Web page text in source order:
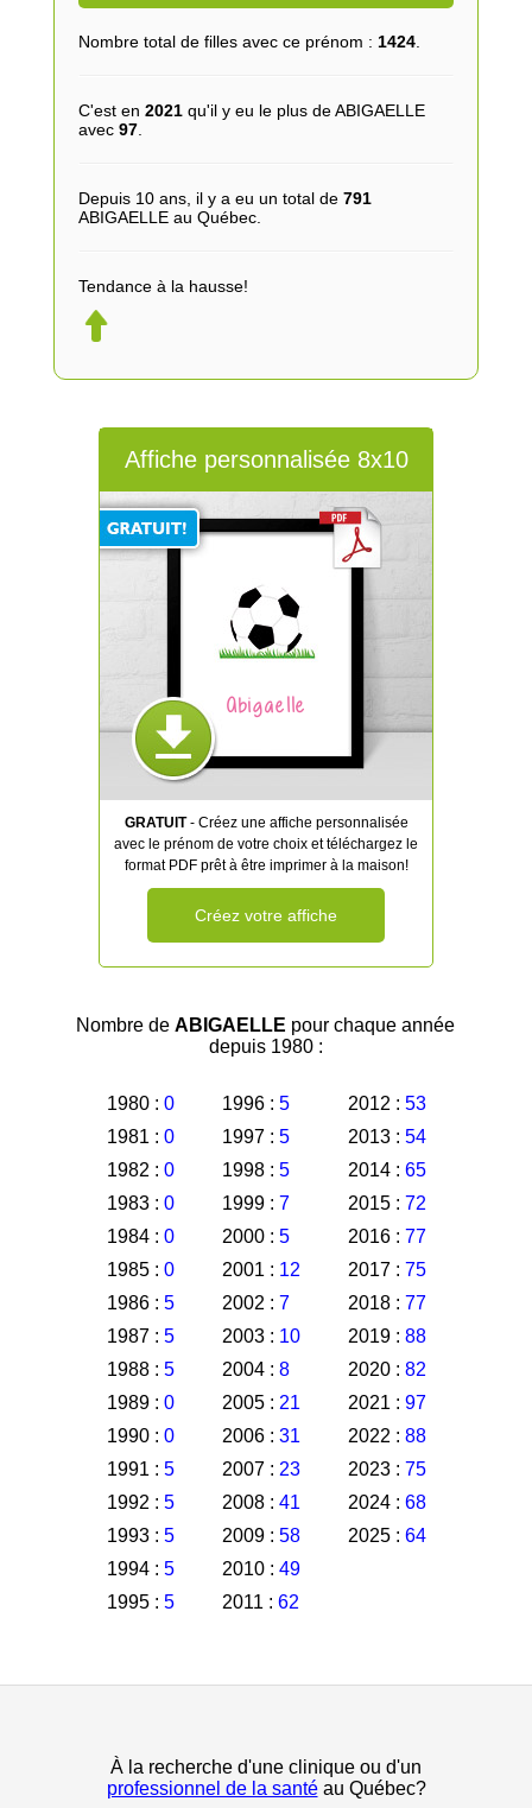
Nombre total de filles avec ce prénom : 1424.
C'est en 2021qu'il y eu le plus de ABIGAELLE
avec 97.
Depuis 10 ans, il y a eu un total de 791
ABIGAELLE au Québec.
Tendance à la hausse!
Affiche personnalisée 8x10
Abigaelle
GRATUIT- Créez une affiche personnalisée
avec le prénom de votre choix et téléchargez le
format PDF prêt à être imprimer à la maison!
Créez votre affiche
Nombre deABIGAELLE pour chaque année
depuis 1980 :
1980 : 0
1981 : 0
1982 : 0
1983 : 0
1984 : 0
1985 : 0
1986 : 5
1987 : 5
1988 : 5
1989 : 0
1990 : 0
1991 : 5
1992 : 5
1993 : 5
1994 : 5
1995 : 5
1996 : 5
1997 : 5
1998 : 5
1999 : 7
2000 : 5
2001 : 12
2002 : 7
2003 : 10
2004 : 8
2005 : 21
2006 : 31
2007 : 23
2008 : 41
2009 : 58
2010 : 49
2011 : 62
2012 : 53
2013 : 54
2014 : 65
2015 : 72
2016 : 77
2017 : 75
2018 : 77
2019 : 88
2020 : 82
2021 : 97
2022 : 88
2023 : 75
2024 : 68
2025 : 64
À la recherche d'une clinique ou d'un
professionnel de la santéau Québec?